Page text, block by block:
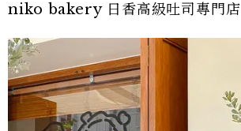
niko bakery 日香高級吐司專門店